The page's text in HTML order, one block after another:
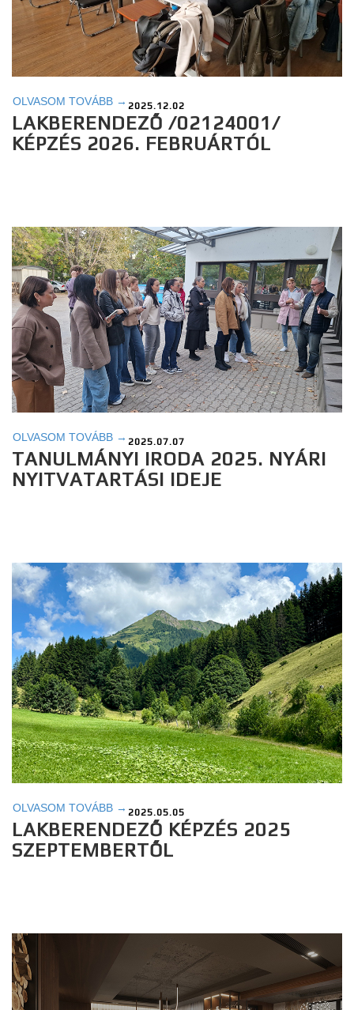
OLVASOM TOVÁBB → 2025.12.02
LAKBERENDEZŐ /02124001/
KÉPZÉS 2026. FEBRUÁRTÓL
OLVASOM TOVÁBB → 2025.07.07
TANULMÁNYI IRODA 2025. NYÁRI
NYITVATARTÁSI IDEJE
OLVASOM TOVÁBB → 2025.05.05
LAKBERENDEZŐ KÉPZÉS 2025
SZEPTEMBERTŐL